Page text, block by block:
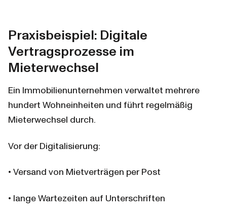
Praxisbeispiel: Digitale
Vertragsprozesse im
Mieterwechsel
Ein Immobilienunternehmen verwaltet mehrere
hundert Wohneinheiten und führt regelmäßig
Mieterwechsel durch.
Vor der Digitalisierung:
• Versand von Mietverträgen per Post
• lange Wartezeiten auf Unterschriften